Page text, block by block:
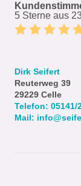
5 Sterne aus
Dirk Seifert
Reuterweg 39
29229 Celle
Telefon: 05141/
Mail: